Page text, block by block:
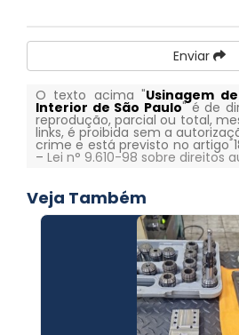
Enviar
O texto acima "Usinagem
Interior de São Paulo" é de
reprodução, parcial ou total,
links, é proibida sem a
crime e está previsto no artigo
– Lei n° 9.610-98 sobre direitos
Veja Também